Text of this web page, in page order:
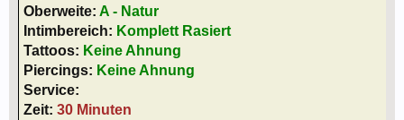
Oberweite: A - Natur
Intimbereich: Komplett Rasiert
Tattoos: Keine Ahnung
Piercings: Keine Ahnung
Service:
Zeit: 30 Minuten